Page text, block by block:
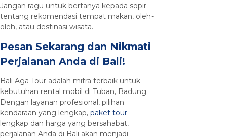
Jangan ragu untuk bertanya kepada sopir
tentang rekomendasi tempat makan, oleh-
oleh, atau destinasi wisata.
Pesan Sekarang dan Nikmati
Perjalanan Anda di Bali!
Bali Aga Tour adalah mitra terbaik untuk
kebutuhan rental mobil di Tuban, Badung.
Dengan layanan profesional, pilihan
kendaraan yang lengkap, paket tour
lengkap dan harga yang bersahabat,
perjalanan Anda di Bali akan menjadi